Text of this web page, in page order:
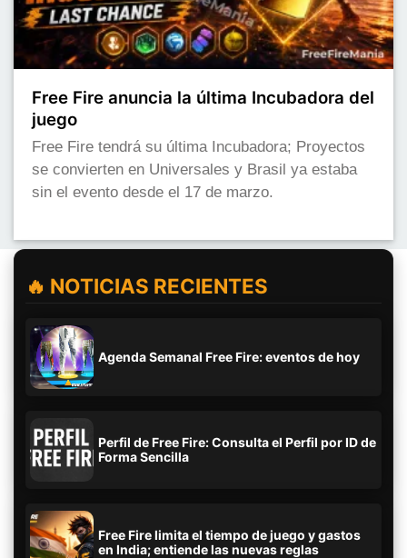
Free Fire anuncia la última Incubadora del
juego
Free Fire tendrá su última Incubadora; Proyectos
se convierten en Universales y Brasil ya estaba
sin el evento desde el 17 de marzo.
🔥 NOTICIAS RECIENTES
Agenda Semanal Free Fire: eventos de hoy
Perfil de Free Fire: Consulta el Perfil por ID de
Forma Sencilla
Free Fire limita el tiempo de juego y gastos
en India; entiende las nuevas reglas